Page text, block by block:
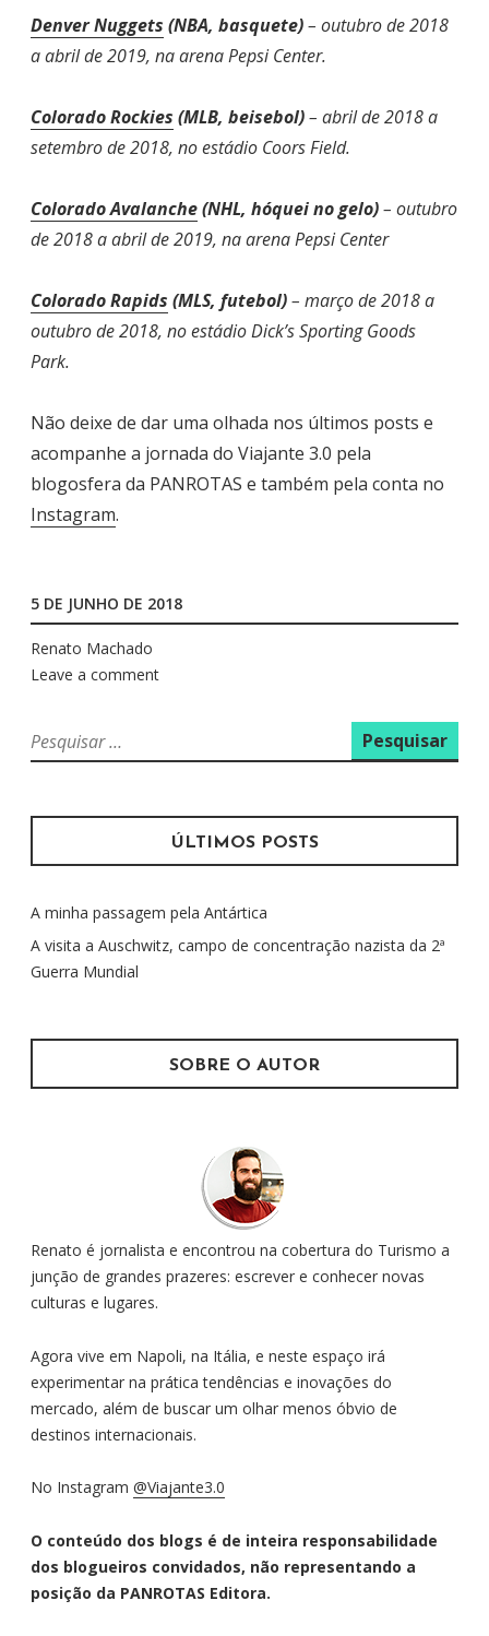
Denver Nuggets (NBA, basquete)– outubro de 2018
a abril de 2019, na arena Pepsi Center.
Colorado Rockies (MLB, beisebol)– abril de 2018 a
setembro de 2018, no estádio Coors Field.
Colorado Avalanche(NHL, hóquei no gelo)– outubro
de 2018 a abril de 2019, na arena Pepsi Center
Colorado Rapids (MLS, futebol)– março de 2018 a
outubro de 2018, no estádio Dick’s Sporting Goods
Park.
Não deixe de dar uma olhada nos últimos posts e
acompanhe a jornada do Viajante 3.0 pela
blogosfera da PANROTAS e também pela conta no
Instagram.
5 DE JUNHO DE 2018
Renato Machado
Leave a comment
P
e
q
i
a
r
p
ÚLTIMOS POSTS
A minha passagem pela Antártica
A visita a Auschwitz, campo de concentração nazista da 2ª
Guerra Mundial
SOBRE O AUTOR
Renato é jornalista e encontrou na cobertura do Turismo a
junção de grandes prazeres: escrever e conhecer novas
culturas e lugares.
Agora vive em Napoli, na Itália, e neste espaço irá
experimentar na prática tendências e inovações do
mercado, além de buscar um olhar menos óbvio de
destinos internacionais.
No Instagram @Viajante3.0
O conteúdo dos blogs é de inteira responsabilidade
dos blogueiros convidados, não representando a
posição da PANROTAS Editora.